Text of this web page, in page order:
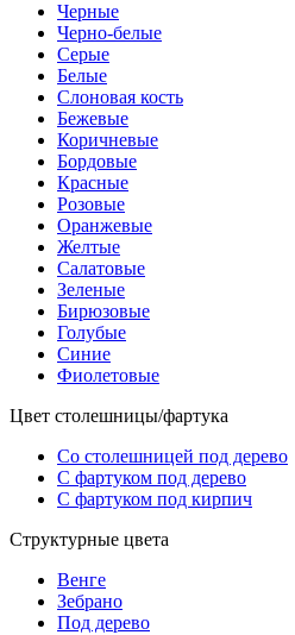
Черные
Черно-белые
Серые
Белые
Слоновая кость
Бежевые
Коричневые
Бордовые
Красные
Розовые
Оранжевые
Желтые
Салатовые
Зеленые
Бирюзовые
Голубые
Синие
Фиолетовые
Цвет столешницы/фартука
Со столешницей под дерево
С фартуком под дерево
С фартуком под кирпич
Структурные цвета
Венге
Зебрано
Под дерево